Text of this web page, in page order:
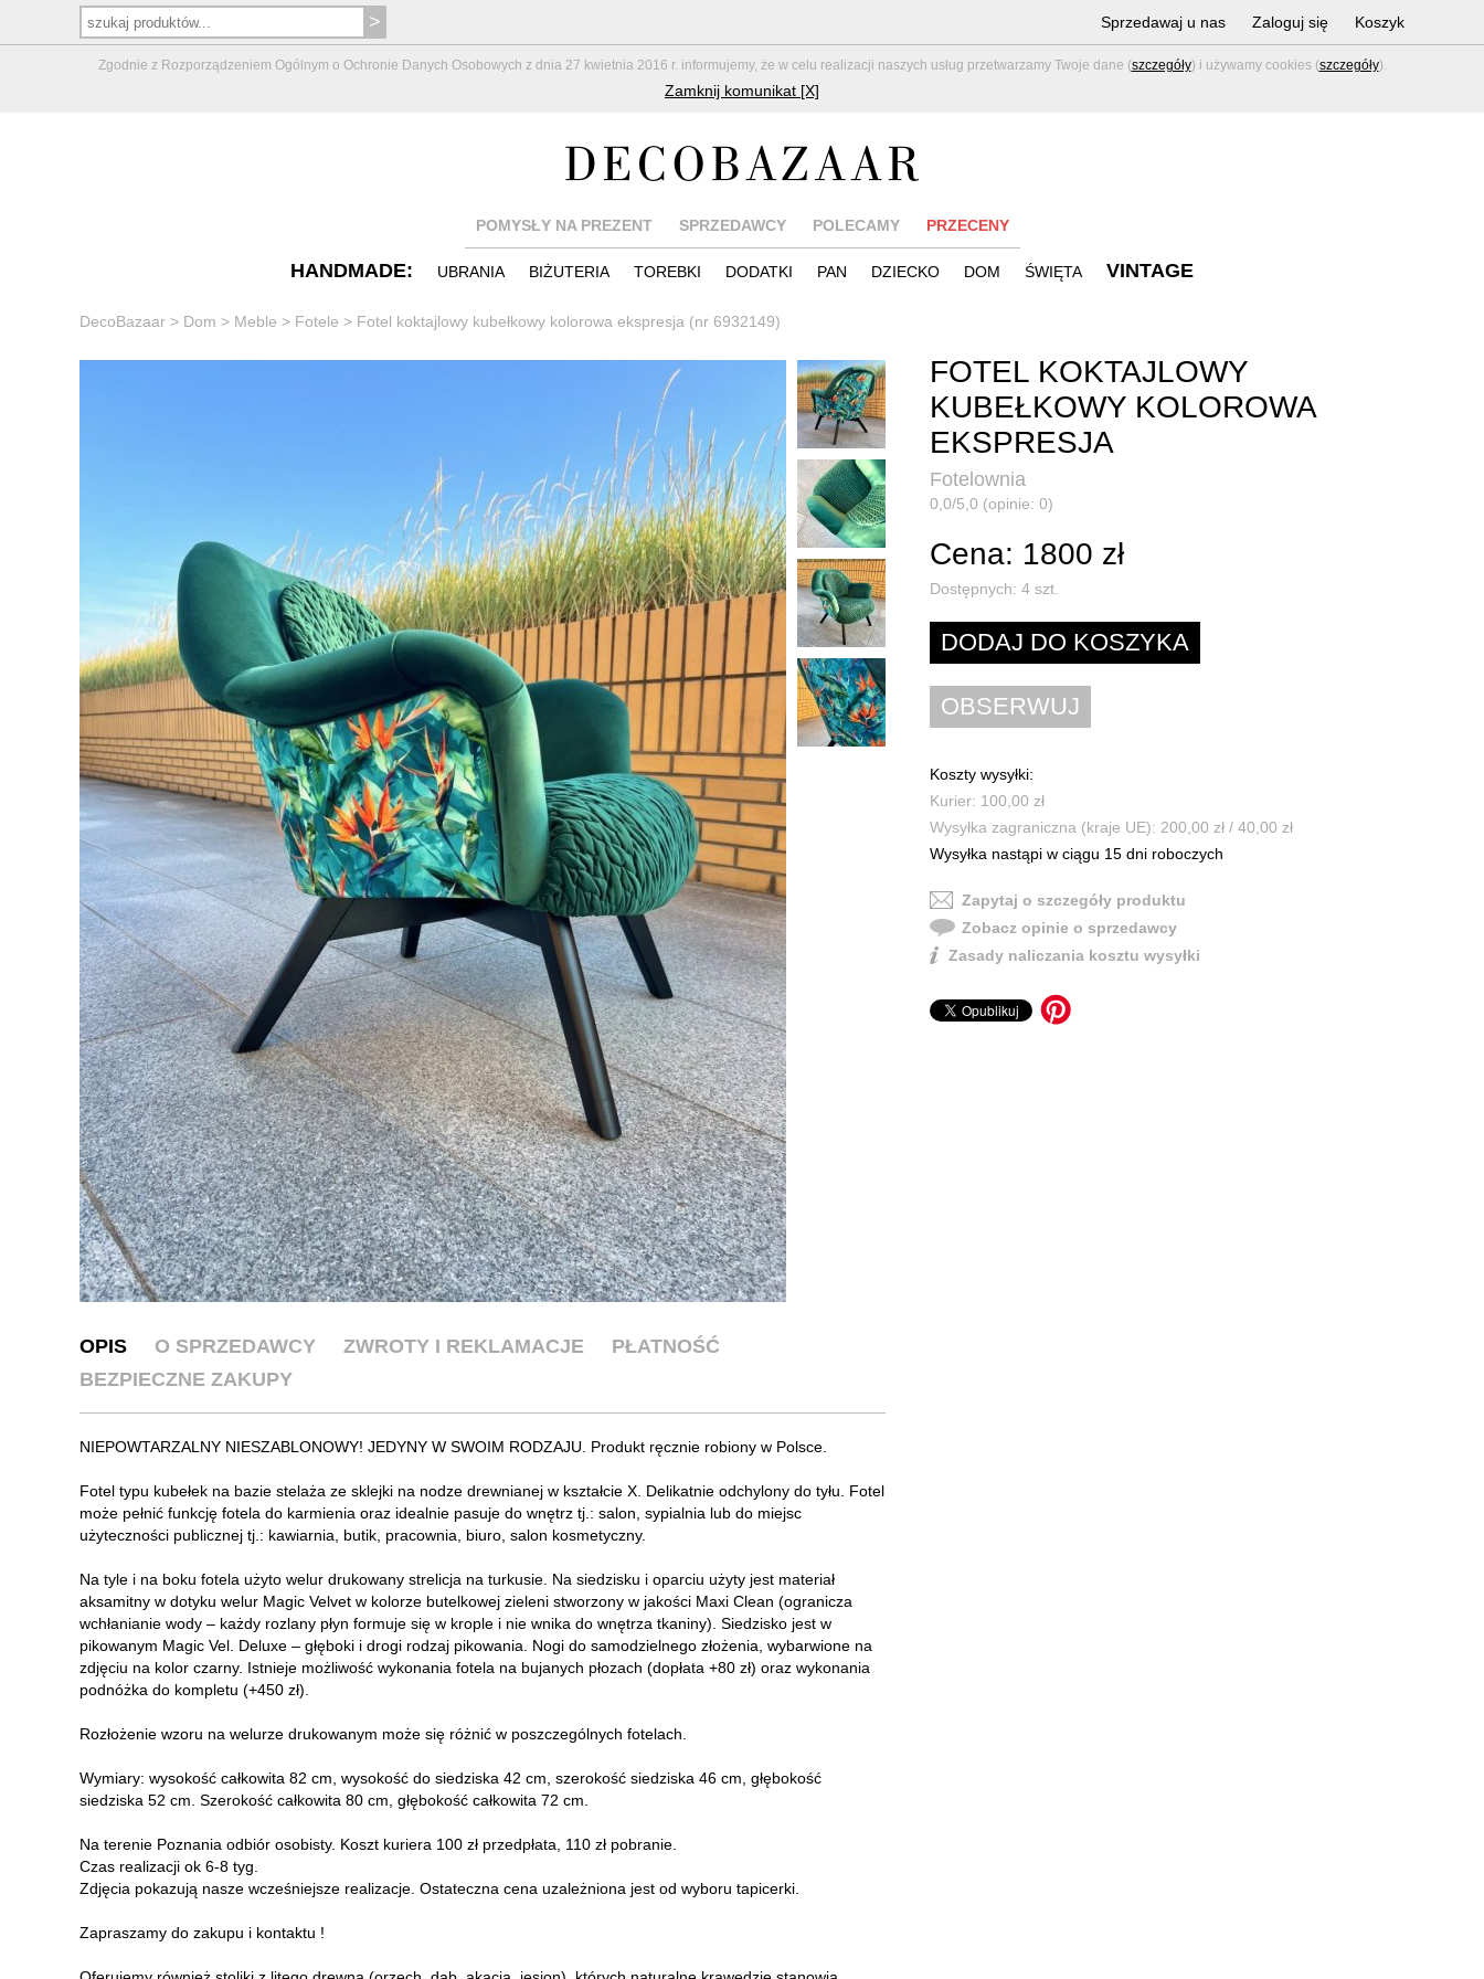
Zgodnie z Rozporządzeniem Ogólnym o Ochronie Danych Osobowych z dnia 27 kwietnia 2016 r. informujemy, że w celu realizacji naszych usług przetwarzamy Twoje dane (szczegóły) i używamy cookies (szczegóły).
Zamknij komunikat [X]
Sprzedawaj u nas Zaloguj się Koszyk
POMYSŁY NA PREZENT SPRZEDAWCY POLECAMY PRZECENY
HANDMADE: UBRANIA BIŻUTERIA TOREBKI DODATKI PAN DZIECKO DOM ŚWIĘTA VINTAGE
DecoBazaar > Dom > Meble > Fotele > Fotel koktajlowy kubełkowy kolorowa ekspresja (nr 6932149)
FOTEL KOKTAJLOWY
KUBEŁKOWY KOLOROWA
EKSPRESJA
Fotelownia
0,0/5,0 (opinie: 0)
Cena: 1800 zł
Dostępnych: 4 szt.
Koszty wysyłki:
Kurier: 100,00 zł
Wysyłka zagraniczna (kraje UE): 200,00 zł / 40,00 zł
Wysyłka nastąpi w ciągu 15 dni roboczych
Zapytaj o szczegóły produktu
Zobacz opinie o sprzedawcy
Zasady naliczania kosztu wysyłki
OPIS O SPRZEDAWCY ZWROTY I REKLAMACJE
PŁATNOŚĆ
BEZPIECZNE ZAKUPY
NIEPOWTARZALNY NIESZABLONOWY! JEDYNY W SWOIM RODZAJU. Produkt ręcznie robiony w Polsce.
Fotel typu kubełek na bazie stelaża ze sklejki na nodze drewnianej w kształcie X. Delikatnie odchylony do tyłu. Fotel
może pełnić funkcję fotela do karmienia oraz idealnie pasuje do wnętrz tj.: salon, sypialnia lub do miejsc
użyteczności publicznej tj.: kawiarnia, butik, pracownia, biuro, salon kosmetyczny.
Na tyle i na boku fotela użyto welur drukowany strelicja na turkusie. Na siedzisku i oparciu użyty jest materiał
aksamitny w dotyku welur Magic Velvet w kolorze butelkowej zieleni stworzony w jakości Maxi Clean (ogranicza
wchłanianie wody – każdy rozlany płyn formuje się w krople i nie wnika do wnętrza tkaniny). Siedzisko jest w
pikowanym Magic Vel. Deluxe – głęboki i drogi rodzaj pikowania. Nogi do samodzielnego złożenia, wybarwione na
zdjęciu na kolor czarny. Istnieje możliwość wykonania fotela na bujanych płozach (dopłata +80 zł) oraz wykonania
podnóżka do kompletu (+450 zł).
Rozłożenie wzoru na welurze drukowanym może się różnić w poszczególnych fotelach.
Wymiary: wysokość całkowita 82 cm, wysokość do siedziska 42 cm, szerokość siedziska 46 cm, głębokość
siedziska 52 cm. Szerokość całkowita 80 cm, głębokość całkowita 72 cm.
Na terenie Poznania odbiór osobisty. Koszt kuriera 100 zł przedpłata, 110 zł pobranie.
Czas realizacji ok 6-8 tyg.
Zdjęcia pokazują nasze wcześniejsze realizacje. Ostateczna cena uzależniona jest od wyboru tapicerki.
Zapraszamy do zakupu i kontaktu !